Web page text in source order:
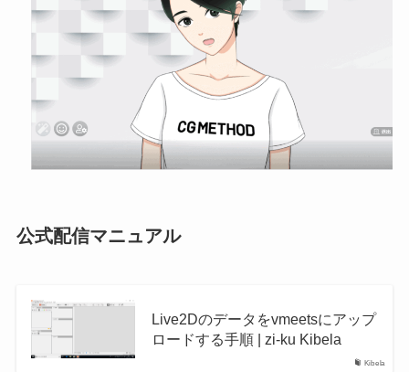
公式配信マニュアル
Kibela
Live2Dのデータをvmeetsにアップ
ロードする手順 | zi-ku Kibela